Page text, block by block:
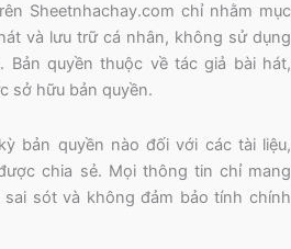
Sheetnhachay.com chỉ nhằm mục
và lưu trữ cá nhân, không sử dụng
Bản quyền thuộc về tác giả bài hát,
sở hữu bản quyền.
bản quyền nào đối với các tài liệu,
chia sẻ. Mọi thông tin chỉ mang
sót và không đảm bảo tính chính